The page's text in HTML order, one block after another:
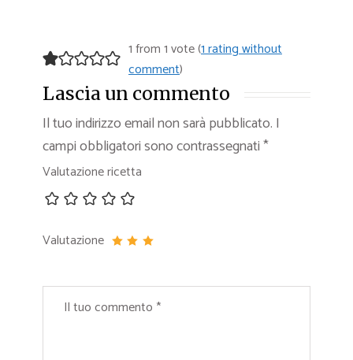
1 from 1 vote (1 rating without
comment)
Lascia un commento
Il tuo indirizzo email non sarà pubblicato. I
campi obbligatori sono contrassegnati*
Valutazione ricetta
Valutazione